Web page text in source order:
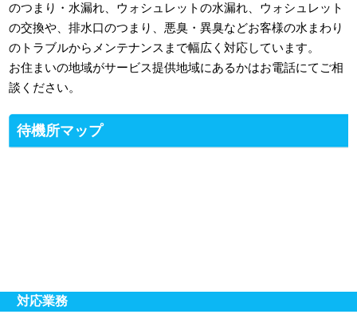
のつまり・水漏れ、ウォシュレットの水漏れ、ウォシュレット
の交換や、排水口のつまり、悪臭・異臭などお客様の水まわり
のトラブルからメンテナンスまで幅広く対応しています。
お住まいの地域がサービス提供地域にあるかはお電話にてご相
談ください。
待機所マップ
対応業務